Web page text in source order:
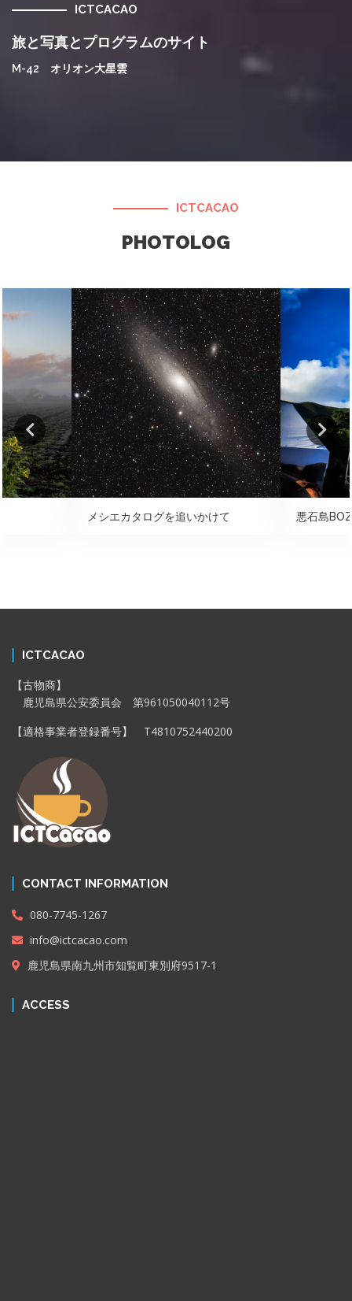
ICTCACAO
旅と写真とプログラムのサイト
M-42 オリオン大星雲
ICTCACAO
PHOTOLOG
メシエカタログを追いかけて 悪石島
ICTCACAO
【古物商】
鹿児島県公安委員会 第961050040112号
【適格事業者登録番号】 T4810752440200
CONTACT INFORMATION
080-7745-1267
info@ictcacao.com
鹿児島県南九州市知覧町東別府9517-1
ACCESS